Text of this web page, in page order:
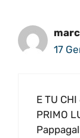
17
E TU
PRIMO